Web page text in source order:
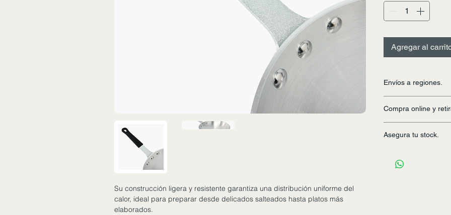
Su construcción ligera y resistente garantiza una distribución uniforme del
calor, ideal para preparar desde delicados salteados hasta platos más
elaborados.
Agregar al
Envíos a regiones.
transporte del
cliente en destino.
Compra online y
prepararemos tu
contamos con
Asegura tu stock.
producto al correo: